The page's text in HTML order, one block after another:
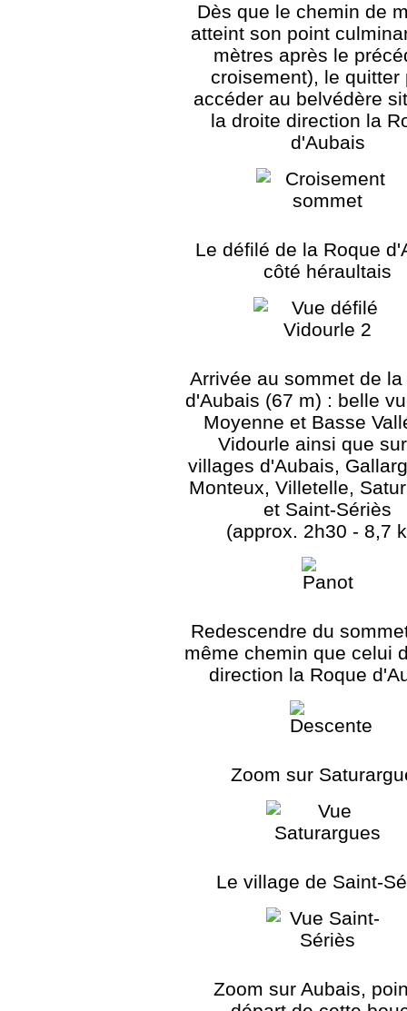
Dès que le chemin de
atteint son point
mètres après le
croisement), le quitter
accéder au belvédère
la droite direction la
d'Aubais
Le défilé de la Roque
côté héraultais
Arrivée au sommet de la
d'Aubais (67 m) : belle
Moyenne et Basse
Vidourle ainsi que
villages d'Aubais,
Monteux, Villetelle,
et Saint-Sériès
(approx. 2h30 - 8,7
Redescendre du
même chemin que celui
direction la Roque
Zoom sur
Le village de Saint-
Zoom sur Aubais,